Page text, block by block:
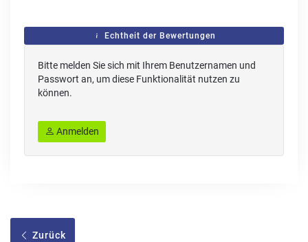
Echtheit der Bewertungen
Bitte melden Sie sich mit Ihrem Benutzernamen und
Passwort an, um diese Funktionalität nutzen zu
können.
Anmelden
Zurück